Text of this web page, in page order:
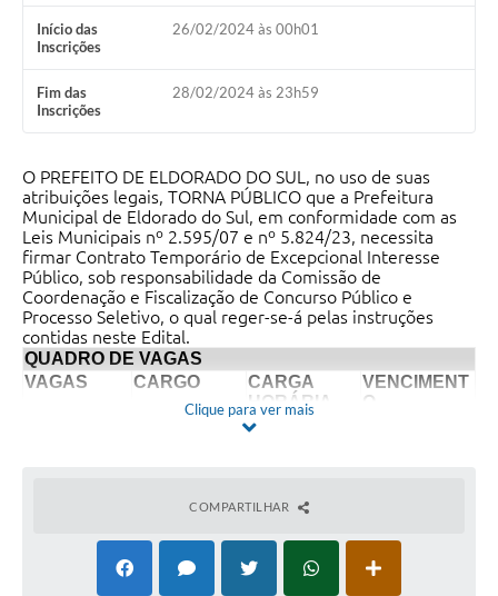
Início das
Inscrições
26/02/2024 às 00h01
Fim das
Inscrições
28/02/2024 às 23h59
O PREFEITO DE ELDORADO DO SUL, no uso de suas
atribuições legais, TORNA PÚBLICO que a Prefeitura
Municipal de Eldorado do Sul, em conformidade com as
Leis Municipais nº 2.595/07 e nº 5.824/23, necessita
firmar Contrato Temporário de Excepcional Interesse
Público, sob responsabilidade da Comissão de
Coordenação e Fiscalização de Concurso Público e
Processo Seletivo, o qual reger-se-á pelas instruções
contidas neste Edital.
QUADRO DE VAGAS
VAGAS
CARGO
CARGA
HORÁRIA
VENCIMENT
O
20H/semanais
Link para as inscrições:
Y5Q/viewform?usp=pp_url
Clique para ver mais
COMPARTILHAR